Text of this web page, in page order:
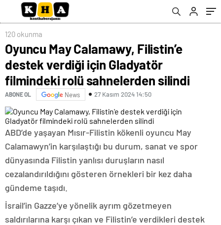
sahnelerden silindi
120 okunma
Oyuncu May Calamawy, Filistin’e
destek verdiği için Gladyatör
filmindeki rolü sahnelerden silindi
ABONE OL News 27 Kasım 2024 14:50
ABD’de yaşayan Mısır-Filistin kökenli oyuncu May
Calamawyn’in karşılaştığı bu durum, sanat ve spor
dünyasında Filistin yanlısı duruşların nasıl
cezalandırıldığını gösteren örnekleri bir kez daha
gündeme taşıdı.
İsrail’in Gazze’ye yönelik ayrım gözetmeyen
saldırılarına karşı çıkan ve Filistin’e verdikleri destek